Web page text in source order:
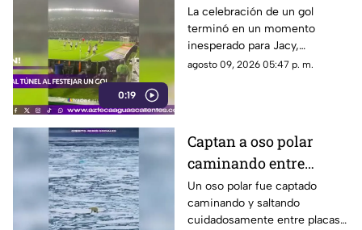
0:19
futbolista cae a túnel
tras festejar un gol y
termina lesionado
La celebración de un gol
terminó en un momento
inesperado para Jacy,
futbolista brasileño del
agosto 09, 2026 05:47 p. m.
Captan a oso polar
caminando entre
bloques de hielo sobre
el mar Ártico
Un oso polar fue captado
caminando y saltando
cuidadosamente entre placas